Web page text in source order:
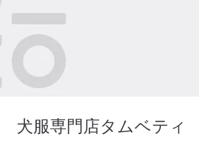
犬服専門店タムベティ